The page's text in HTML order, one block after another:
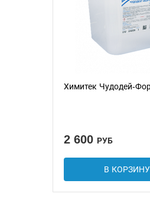
Химитек Чудодей-
2 600 РУБ
В КОРЗИНУ